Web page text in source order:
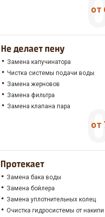
от
Не делает пену
Замена капучинатора
Чистка системы подачи воды
Замена жерновов
Замена фильтра
Замена клапана пара
от
Протекает
Замена бака воды
Замена бойлера
Замена уплотнительных колец
Очистка гидросистемы от накипи